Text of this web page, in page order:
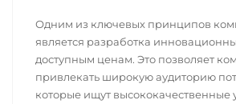
Одним из ключевых принципов
является разработка
доступным ценам. Это позволяет
привлекать широкую аудиторию
которые ищут высококачественные